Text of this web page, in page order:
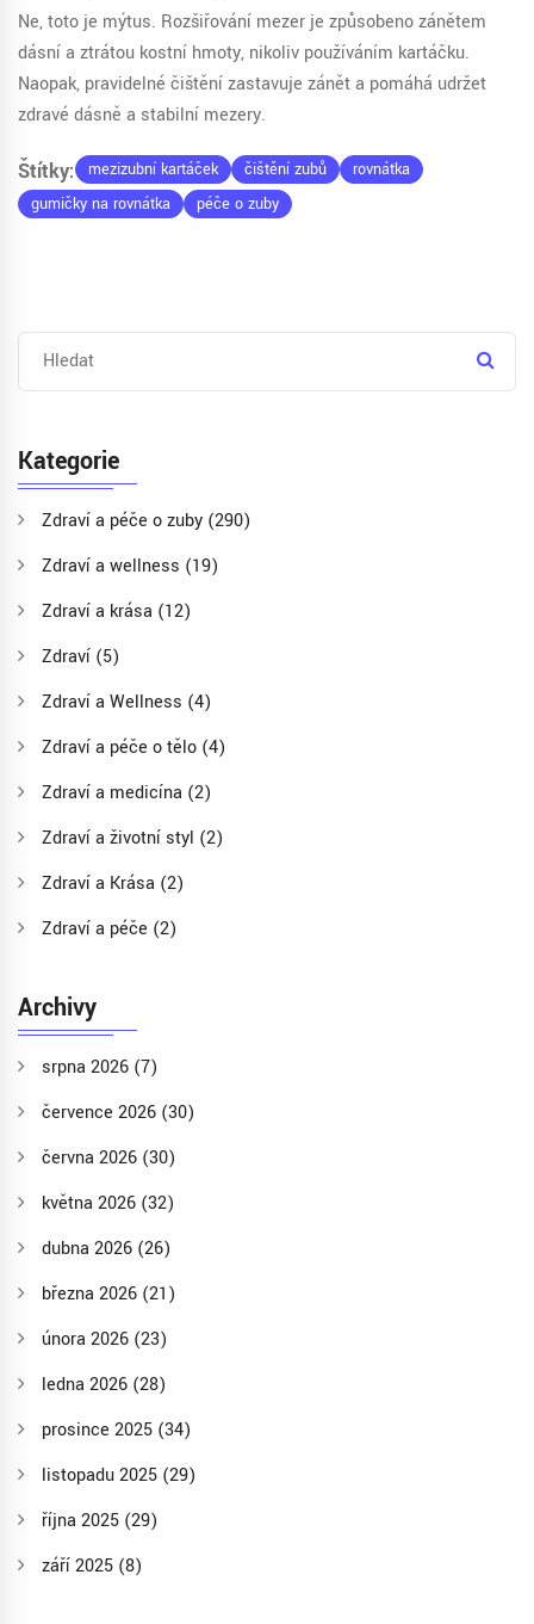
Ne, toto je mýtus. Rozšiřování mezer je způsobeno zánětem
dásní a ztrátou kostní hmoty, nikoliv používáním kartáčku.
Naopak, pravidelné čištění zastavuje zánět a pomáhá udržet
zdravé dásně a stabilní mezery.
Štítky: mezizubní kartáček čištění zubů
rovnátka
gumičky na rovnátka
péče o zuby
Kategorie
Zdraví a péče o zuby (290)
Zdraví a wellness (19)
Zdraví a krása (12)
Zdraví (5)
Zdraví a Wellness (4)
Zdraví a péče o tělo (4)
Zdraví a medicína (2)
Zdraví a životní styl (2)
Zdraví a Krása (2)
Zdraví a péče (2)
Archivy
srpna 2026 (7)
července 2026 (30)
června 2026 (30)
května 2026 (32)
dubna 2026 (26)
března 2026 (21)
února 2026 (23)
ledna 2026 (28)
prosince 2025 (34)
listopadu 2025 (29)
října 2025 (29)
září 2025 (8)